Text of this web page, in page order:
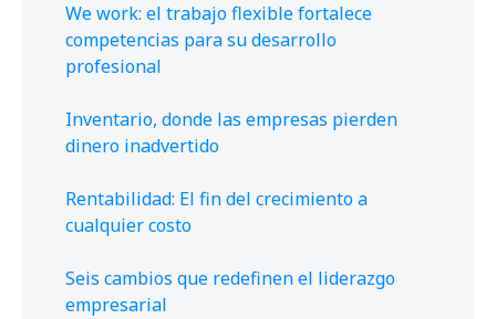
We work: el trabajo flexible fortalece
competencias para su desarrollo
profesional
Inventario, donde las empresas pierden
dinero inadvertido
Rentabilidad: El fin del crecimiento a
cualquier costo
Seis cambios que redefinen el liderazgo
empresarial